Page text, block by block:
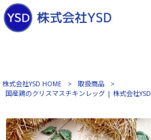
株式会社YSD HOME > 取扱商品
>
国産鶏のクリスマスチキンレッグ | 株式会社YSD